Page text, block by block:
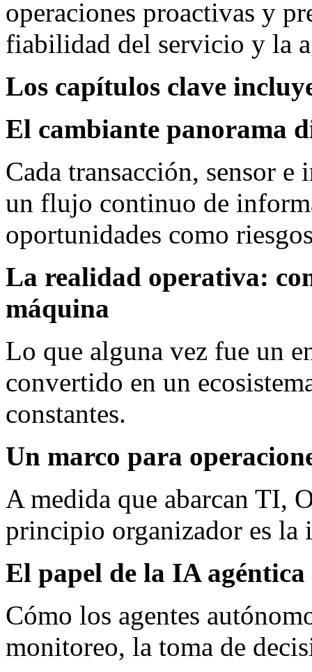
operaciones proactivas y
fiabilidad del servicio y la
Los capítulos clave
El cambiante panorama
Cada transacción, sensor
un flujo continuo de
oportunidades como
La realidad operativa:
máquina
Lo que alguna vez fue un
convertido en un
constantes.
Un marco para
A medida que abarcan TI,
principio organizador es la
El papel de la IA agéntica
Cómo los agentes
monitoreo, la toma de